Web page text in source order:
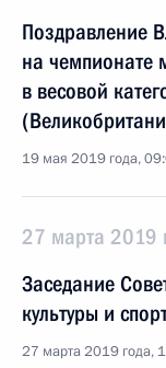
Поздравление
на чемпионате
в весовой
19 мая 2019 года,
27 марта 2019
Заседание
культуры и
27 марта 2019 года,